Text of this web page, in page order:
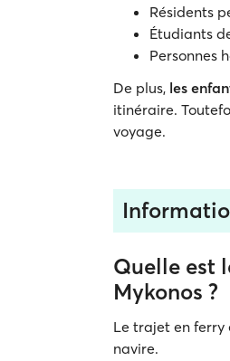
Résidents
Étudiants
Personnes
De plus, les
itinéraire.
voyage.
Quelle est
Mykonos ?
Le trajet en ferry
navire.